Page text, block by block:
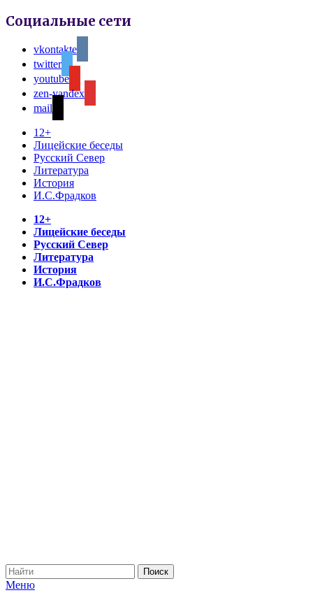
Социальные сети
vkontakte
twitter
youtube
zen-yandex
mail
12+
Лицейские беседы
Русский Север
Литература
История
И.С.Фрадков
12+
Лицейские беседы
Русский Север
Литература
История
И.С.Фрадков
Меню